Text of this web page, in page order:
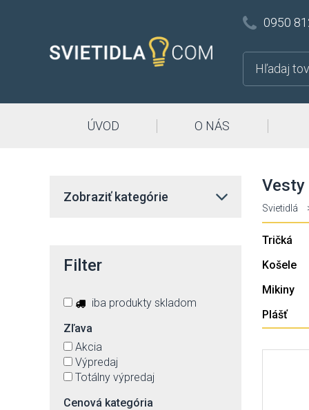
0950
ÚVOD O NÁS
Vesty
Svietidlá
Tričká
Košele
Mikiny
Plášť
Zobraziť kategórie
Filter
iba produkty skladom
Zľava
Akcia
Výpredaj
Totálny výpredaj
Cenová kategória